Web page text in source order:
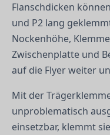
Flanschdicken
und P2 lang
Nockenhöhe,
Zwischenplatte und
auf die Flyer weiter
Mit der
unproblematisch
einsetzbar, klemmt